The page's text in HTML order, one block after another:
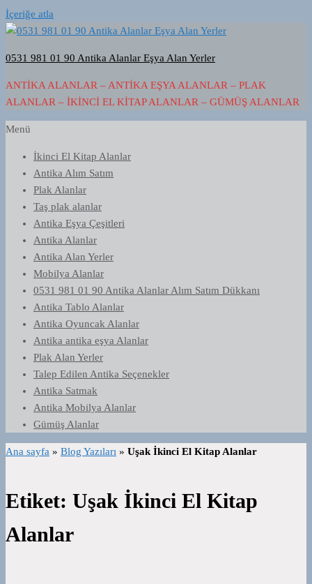
İçeriğe atla
0531 981 01 90 Antika Alanlar Eşya Alan Yerler
ANTIKA ALANLAR – ANTIKA EŞYA ALANLAR – PLAK
ALANLAR – İKINCI EL KITAP ALANLAR – GÜMÜŞ ALANLAR
Menü
İkinci El Kitap Alanlar
Antika Alım Satım
Plak Alanlar
Taş plak alanlar
Antika Eşya Çeşitleri
Antika Alanlar
Antika Alan Yerler
Mobilya Alanlar
0531 981 01 90 Antika Alanlar Alım Satım Dükkanı
Antika Tablo Alanlar
Antika Oyuncak Alanlar
Antika antika eşya Alanlar
Plak Alan Yerler
Talep Edilen Antika Seçenekler
Antika Satmak
Antika Mobilya Alanlar
Gümüş Alanlar
Ana sayfa » Blog Yazıları » Uşak İkinci El Kitap Alanlar
Etiket: Uşak İkinci El Kitap
Alanlar